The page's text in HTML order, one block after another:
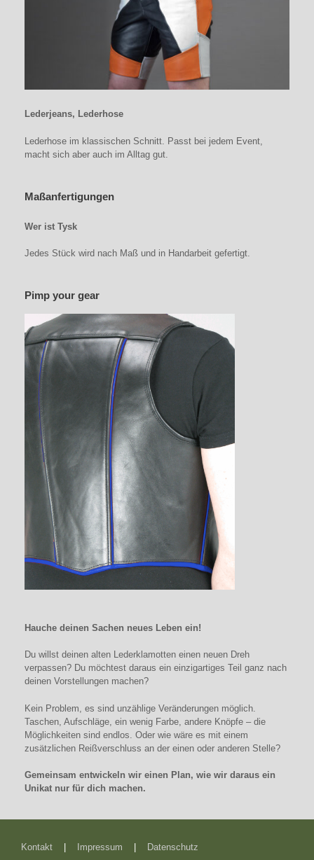
Lederjeans, Lederhose
Lederhose im klassischen Schnitt. Passt bei jedem Event,
macht sich aber auch im Alltag gut.
Maßanfertigungen
Wer ist Tysk
Jedes Stück wird nach Maß und in Handarbeit gefertigt.
Pimp your gear
Hauche deinen Sachen neues Leben ein!
Du willst deinen alten Lederklamotten einen neuen Dreh
verpassen? Du möchtest daraus ein einzigartiges Teil ganz nach
deinen Vorstellungen machen?
Kein Problem, es sind unzählige Veränderungen möglich.
Taschen, Aufschläge, ein wenig Farbe, andere Knöpfe – die
Möglichkeiten sind endlos. Oder wie wäre es mit einem
zusätzlichen Reißverschluss an der einen oder anderen Stelle?
Gemeinsam entwickeln wir einen Plan, wie wir daraus ein
Unikat nur für dich machen.
Kontakt Impressum Datenschutz